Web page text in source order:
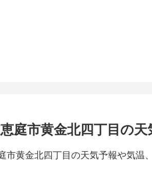
庭市黄金北四丁目の
市黄金北四丁目の天気予報や気温